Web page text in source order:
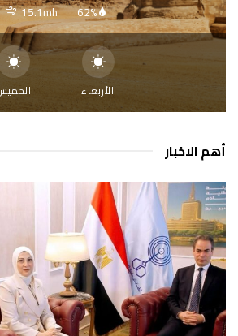
62%
15.1mh
الأربعاء
أهم الاخبار